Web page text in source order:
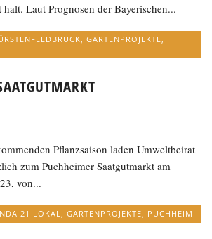
Laut Prognosen der Bayerischen...
,GARTENPROJEKTE,
Pflanzsaison laden Umweltbeirat
zum Puchheimer Saatgutmarkt am
von...
21 LOKAL GARTENPROJEKTE PUCHHEIM